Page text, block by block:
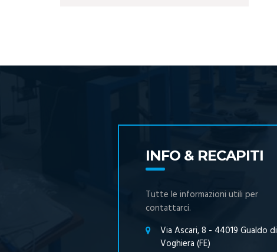
INFO & RECAPITI
Tutte le informazioni utili per
contattarci.
Via Ascari, 8 - 44019 Gualdo di
Voghiera (FE)